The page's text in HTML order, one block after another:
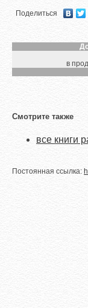
Поделиться
в
Смотрите также
все книги
Постоянная ссылка: